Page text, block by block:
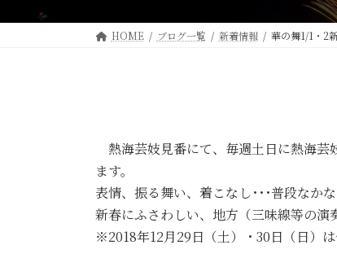
HOME ブログ一覧 新着情報 華の舞1/1・2
熱海芸妓見番にて、毎週土日に熱海芸
ます。
表情、振る舞い、着こなし･･･普段なか
新春にふさわしい、地方（三味線等の演
※2018年12月29日（土）・30日（日）